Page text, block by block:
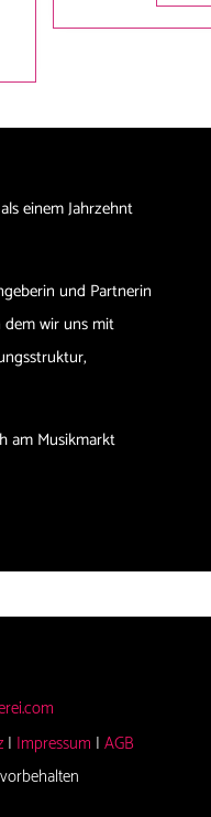
einem Jahrzehnt
und Partnerin
dem wir uns mit
am Musikmarkt
| Impressum | AGB